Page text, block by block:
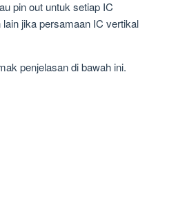
pin out untuk setiap IC
jika persamaan IC vertikal
penjelasan di bawah ini.